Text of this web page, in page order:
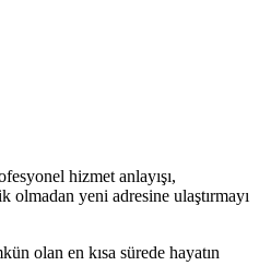
hizmet anlayışı,
olmadan yeni adresine ulaştırmayı
olan en kısa sürede hayatın